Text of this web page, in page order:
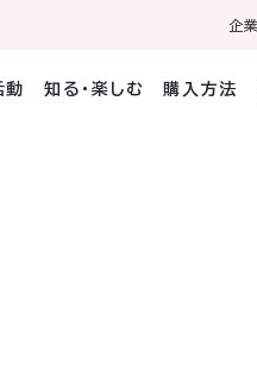
企
動 知る・楽しむ 購入方法